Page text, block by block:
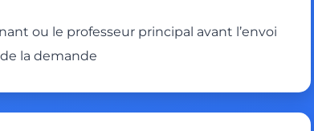
ou le professeur principal avant l’envoi
la demande